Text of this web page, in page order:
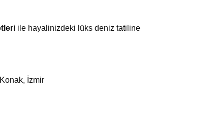
ile hayalinizdeki lüks deniz tatiline
İzmir